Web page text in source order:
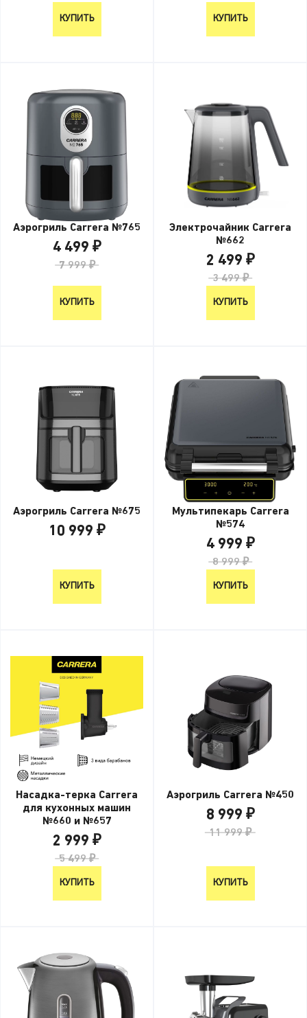
КУПИТЬ КУПИТЬ
Аэрогриль Carrera №765
4 499 ₽
7 999 ₽
КУПИТЬ
Электрочайник Carrera
№662
2 499 ₽
3 499 ₽
КУПИТЬ
Аэрогриль Carrera №675
10 999 ₽
КУПИТЬ
Мультипекарь Carrera
№574
4 999 ₽
8 999 ₽
КУПИТЬ
Насадка-терка Carrera
для кухонных машин
№660 и №657
2 999 ₽
5 499 ₽
КУПИТЬ
Аэрогриль Carrera №450
8 999 ₽
11 999 ₽
КУПИТЬ